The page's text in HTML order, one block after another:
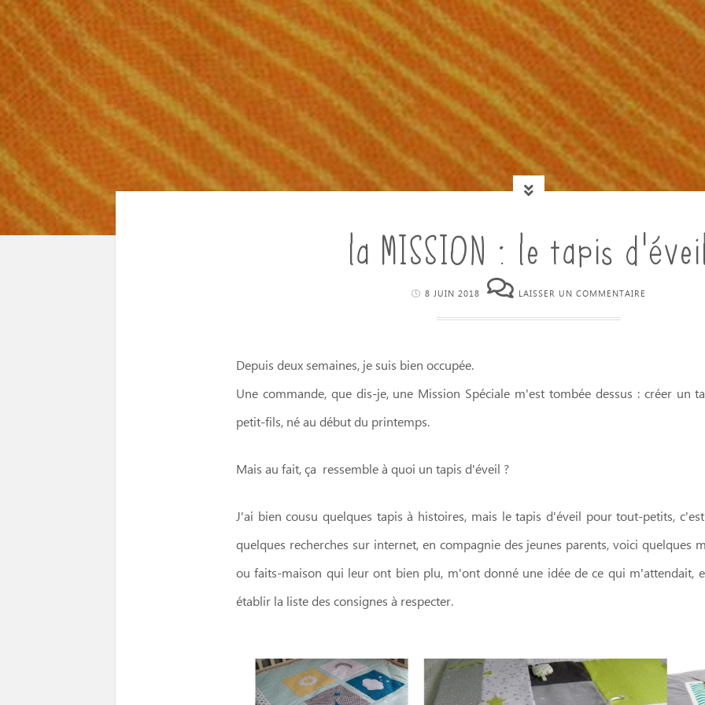
la MISSION : le tapis
8 JUIN 2018 LAISSER UN COMMENTAIRE
Depuis deux semaines, je suis bien occupée.
Une commande, que dis-je, une Mission Spéciale m'est tombée dessus : créer un
petit-fils, né au début du printemps.
Mais au fait, ça ressemble à quoi un tapis d'éveil ?
J'ai bien cousu quelques tapis à histoires, mais le tapis d'éveil pour tout-petits,
quelques recherches sur internet, en compagnie des jeunes parents, voici quelques
ou faits-maison qui leur ont bien plu, m'ont donné une idée de ce qui m'attendait,
établir la liste des consignes à respecter.